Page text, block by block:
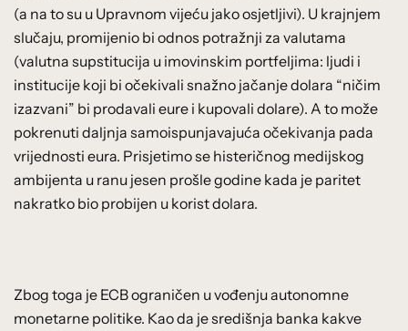
(a na to su u Upravnom vijeću jako osjetljivi). U krajnjem
slučaju, promijenio bi odnos potražnji za valutama
(valutna supstitucija u imovinskim portfeljima: ljudi i
institucije koji bi očekivali snažno jačanje dolara “ničim
izazvani” bi prodavali eure i kupovali dolare). A to može
pokrenuti daljnja samoispunjavajuća očekivanja pada
vrijednosti eura. Prisjetimo se histeričnog medijskog
ambijenta u ranu jesen prošle godine kada je paritet
nakratko bio probijen u korist dolara.
Zbog toga je ECB ograničen u vođenju autonomne
monetarne politike. Kao da je središnja banka kakve